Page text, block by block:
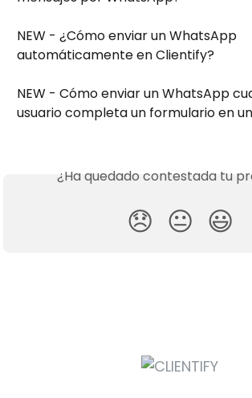
NEW - ¿Cómo enviar un WhatsApp
automáticamente en Clientify?
NEW - Cómo enviar un WhatsApp
usuario completa un formulario en
¿Ha quedado contestada tu
😞 😐 😃